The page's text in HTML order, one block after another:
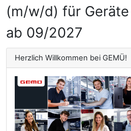
(m/w/d) für
ab 09/2027
Herzlich Willkommen bei GEMÜ!